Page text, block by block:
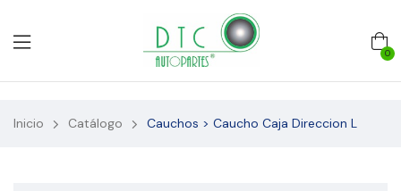
0
Inicio Catálogo Cauchos > Caucho Caja Direccion L